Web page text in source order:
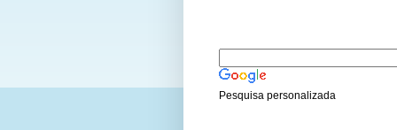
Pesquisa personalizada